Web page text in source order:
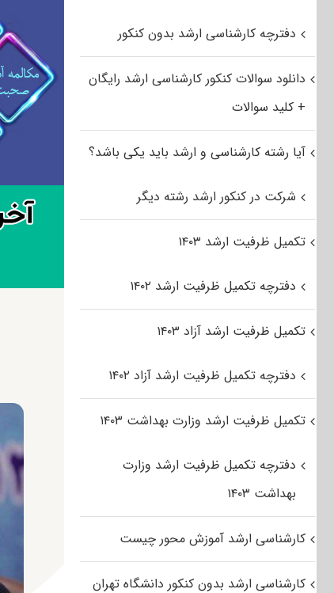
دفترچه کارشناسی ارشد بدون کنکور
دانلود سوالات کنکور کارشناسی ارشد رایگان
+ کلید سوالات
آیا رشته کارشناسی و ارشد باید یکی باشد؟
شرکت در کنکور ارشد رشته دیگر
تکمیل ظرفیت ارشد ۱۴۰۳
دفترچه تکمیل ظرفیت ارشد ۱۴۰۲
تکمیل ظرفیت ارشد آزاد ۱۴۰۳
دفترچه تکمیل ظرفیت ارشد آزاد ۱۴۰۲
تکمیل ظرفیت ارشد وزارت بهداشت ۱۴۰۳
دفترچه تکمیل ظرفیت ارشد وزارت
بهداشت ۱۴۰۳
کارشناسی ارشد آموزش محور چیست
کارشناسی ارشد بدون کنکور دانشگاه تهران